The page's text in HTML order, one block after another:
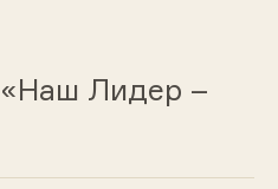
Лидер –